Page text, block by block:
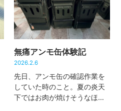
ぶタイプの小型ブービーバー
ドでしょ […]
無痛アンモ缶体験記
2026.2.6
先日、アンモ缶の確認作業を
していた時のこと。夏の炎天
下ではお肉が焼けそうなほど